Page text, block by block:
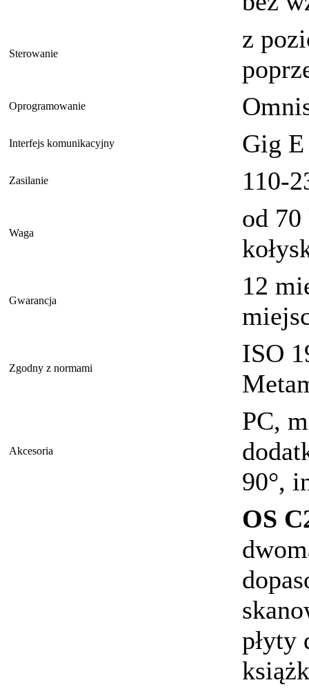
Sterowanie
z
Oprogramowanie
Interfejs komunikacyjny Gig E
Zasilanie 110-
Waga
od
Gwarancja
12
Zgodny z normami
ISO
Akcesoria
PC,
90°,
OS
płyty